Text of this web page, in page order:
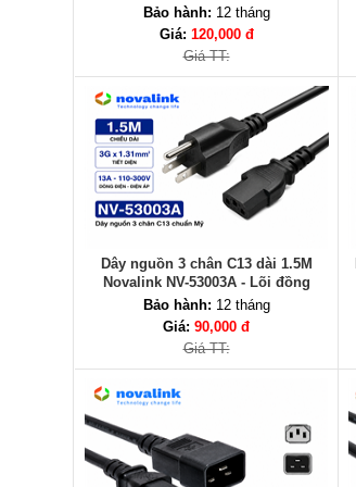
3Gx1.31mm | Tiêu chuẩn UL
Bảo hành: 12 tháng
Giá: 120,000 đ
Giá TT:
Dây nguồn 3 chân C13 dài 1.5M
Novalink NV-53003A - Lõi đồng
3Gx1.31mm, tiêu chuẩn UL
Bảo hành: 12 tháng
Giá: 90,000 đ
Giá TT: